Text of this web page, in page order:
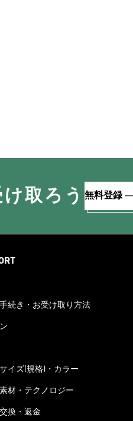
け取ろう 無料登録
続き・お受け取り方法
イズ(規格)・カラー
材・テクノロジー
換・返金